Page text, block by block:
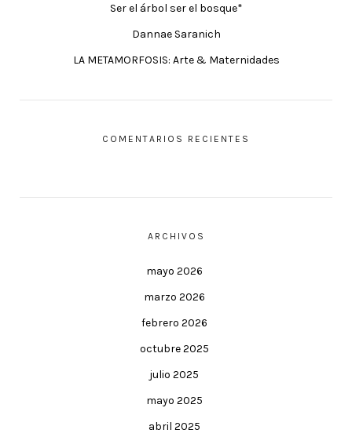
Ser el árbol ser el bosque*
Dannae Saranich
LA METAMORFOSIS: Arte & Maternidades
COMENTARIOS RECIENTES
ARCHIVOS
mayo 2026
marzo 2026
febrero 2026
octubre 2025
julio 2025
mayo 2025
abril 2025